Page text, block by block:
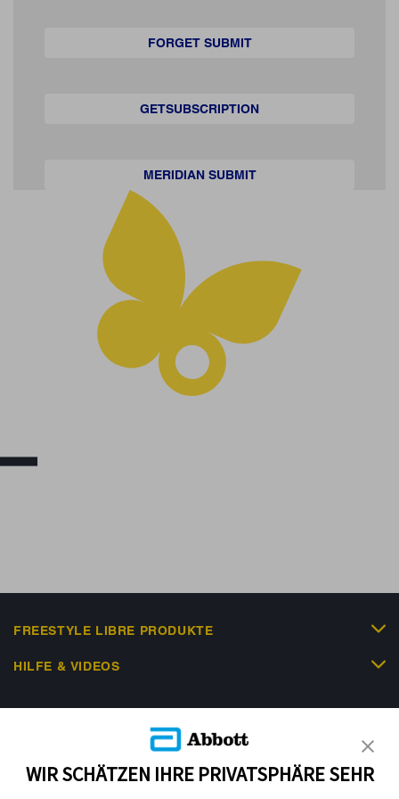
FORGET SUBMIT
GETSUBSCRIPTION
MERIDIAN SUBMIT
FREESTYLE LIBRE PRODUKTE
HILFE & VIDEOS
WIR SCHÄTZEN IHRE PRIVATSPHÄRE SEHR